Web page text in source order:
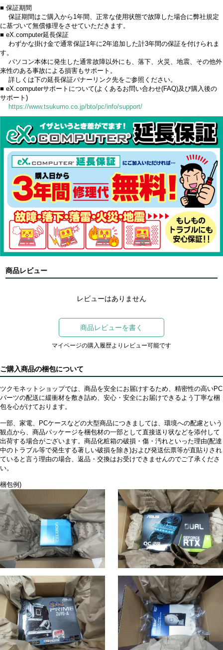
■ 保証期間
保証期間はご購入から1年間、正常な使用状態で故障した場合に弊社規定
に基づいて無償修理をさせていただきます。
■ eX.computer延長保証
わずかな掛け金で通常保証1年に2年追加した計3年間の保証を付けられま
す。
パソコン本体に発生した通常故障以外にも、落下、火災、地震、その他外
来性のある事故による損害もサポート。
詳しくは下の延長保証バナーリンク先をご参照ください。
■ eX.computerサポートについて(よくあるお問い合わせ(FAQ)及び購入後の
サポート)
https://www.tsukumo.co.jp/bto/pc/info/support/
商品レビュー
レビューはありません
商品レビューを書く
マイページの購入履歴よりレビュー可能です
ご購入商品の梱包について
ツクモネットショップでは、商品を安全にお届けするため、精密性の高いPC
パーツの配送に緩衝材を敷き詰め、安心・安全にお届けできるよう丁寧な梱
包を心がけております。
一部、家電、PCケースなどの大型商品につきましては、環境への配慮という
観点から、商品パッケージを梱包材の一部として直接送り状などを添付して
出荷する場合がございます。商品化粧箱の破損・傷・汚れといった理由(配達
中のトラブル等で発生する著しい破損を除き)および発送伝票等が直貼りされ
ていると言う理由の場合、返品・交換はお受けできませんのでご了承くださ
い。
梱包例)